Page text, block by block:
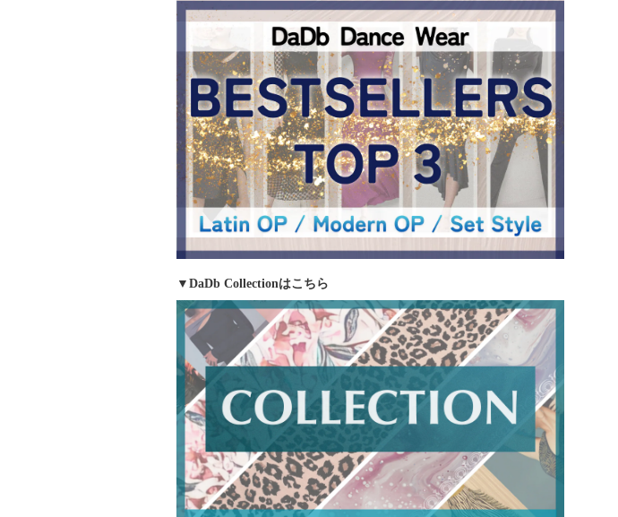
▼DaDb Collectionはこちら